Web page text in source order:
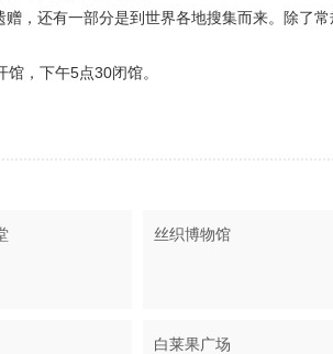
，还有一部分是到世界各地搜集而来。除了常
，下午5点30闭馆。
丝织博物馆
白莱果广场